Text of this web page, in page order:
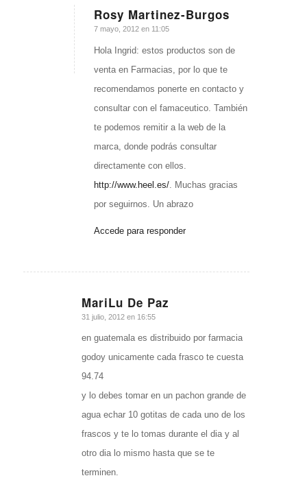
Rosy Martinez-Burgos
Dice:
7 mayo, 2012 en 11:05
Hola Ingrid: estos productos son de
venta en Farmacias, por lo que te
recomendamos ponerte en contacto y
consultar con el famaceutico. También
te podemos remitir a la web de la
marca, donde podrás consultar
directamente con ellos.
http://www.heel.es/. Muchas gracias
por seguirnos. Un abrazo
Accede para responder
MariLu De Paz
Dice:
31 julio, 2012 en 16:55
en guatemala es distribuido por farmacia
godoy unicamente cada frasco te cuesta
94.74
y lo debes tomar en un pachon grande de
agua echar 10 gotitas de cada uno de los
frascos y te lo tomas durante el dia y al
otro dia lo mismo hasta que se te
terminen.